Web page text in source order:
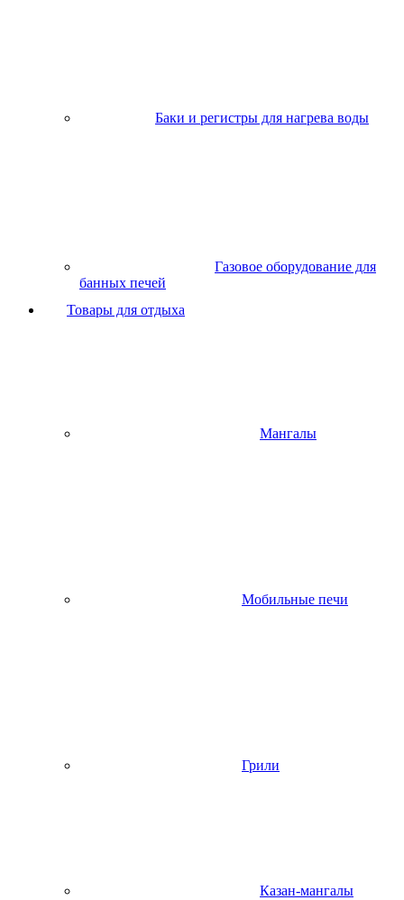
Баки и регистры для нагрева воды
Газовое оборудование для
банных печей
Товары для отдыха
Мангалы
Мобильные печи
Грили
Казан-мангалы